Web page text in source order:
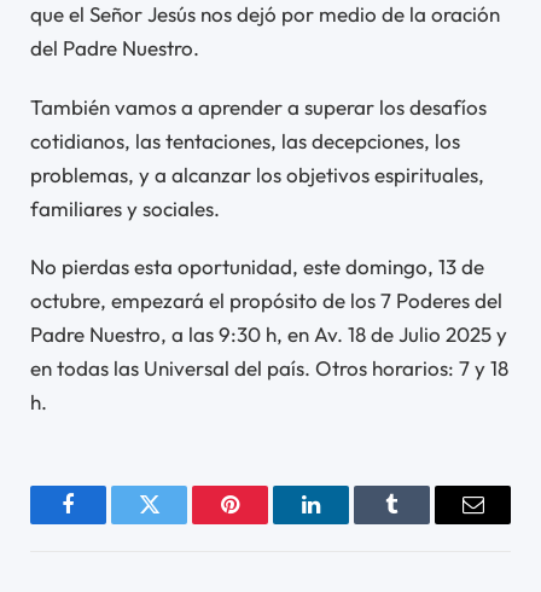
que el Señor Jesús nos dejó por medio de la oración
del Padre Nuestro.
También vamos a aprender a superar los desafíos
cotidianos, las tentaciones, las decepciones, los
problemas, y a alcanzar los objetivos espirituales,
familiares y sociales.
No pierdas esta oportunidad, este domingo, 13 de
octubre, empezará el propósito de los 7 Poderes del
Padre Nuestro, a las 9:30 h, en Av. 18 de Julio 2025 y
en todas las Universal del país. Otros horarios: 7 y 18
h.
FacebookTwitter Pinterest LinkedInTumblr Email